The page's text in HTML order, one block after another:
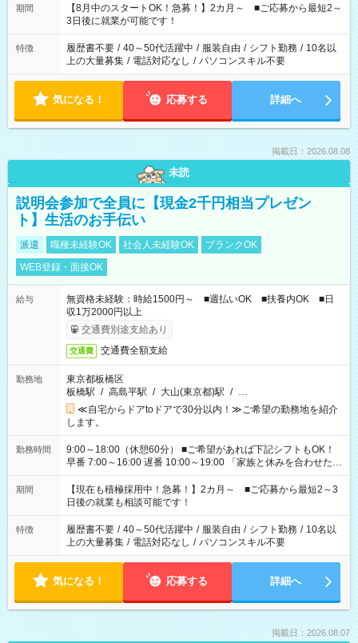
「できれば残業はしたくない」 など、ご希望を教えてください
ね。 ※Wワーク希望の方へ 今ご覧のお仕事で希望する勤務時間
と、もう1つのお仕事の勤務時間。 合計で週40時間を超える場
合は応募できません。
期間
【8月中のスタートOK！急募！】2カ月～ ■ご応募から最短2～
3日後に就業が可能です！
特徴 履歴書不要 / 40～50代活躍中 / 服装自由 / シフト勤務 / 10名以
上の大量募集 / 電話対応なし / パソコンスキル不要
気になる！ 応募する 詳細へ
掲載日：2026.08.08
未読
説明会参加で全員に【現金2千円相当プレゼン
ト】生活のお手伝い
派遣 職種未経験OK 社会人未経験OK
ブランクOK
WEB登録・面接OK
給与
無資格未経験：時給1500円～ ■週払いOK ■扶養内OK ■日
収1万2000円以上
交通費別途支給あり
交通費 交通費全額支給
勤務地
東京都板橋区
板橋駅 / 高島平駅 / 大山(東京都)駅 / …
≪自宅からドアtoドアで30分以内！≫ご希望の勤務地を紹介
します。
勤務時間
9:00～18:00（休憩60分） ■ご希望があれば下記シフトもOK！
早番 7:00～16:00 遅番 10:00～19:00 「家族と休みを合わせた
い」 「余裕を持って夕飯の準備がしたい」 「できれば残業はし
たくない」 など、ご希望を教えてくださいね。 ※Wワーク希望
の方へ 今ご覧のお仕事で希望する勤務時間と、もう1つのお仕事
の勤務時間。 合計で週40時間を超える場合は応募できません。
期間
【現在も積極採用中！急募！】2カ月～ ■ご応募から最短2～3
日後の就業も相談可能です！
特徴 履歴書不要 / 40～50代活躍中 / 服装自由 / シフト勤務 / 10名以
上の大量募集 / 電話対応なし / パソコンスキル不要
気になる！ 応募する 詳細へ
掲載日：2026.08.07